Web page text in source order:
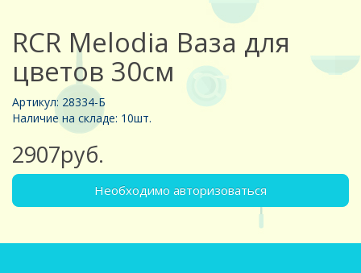
RCR Melodia Ваза для
цветов 30см
Артикул: 28334-Б
Наличие на складе: 10шт.
2907руб.
Необходимо авторизоваться